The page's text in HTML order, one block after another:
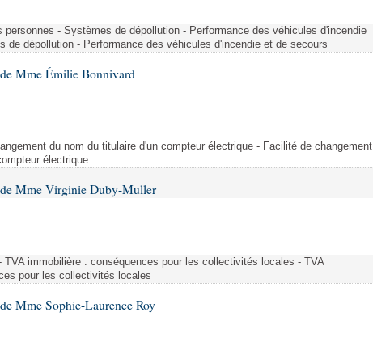
personnes - Systèmes de dépollution - Performance des véhicules d'incendie
de dépollution - Performance des véhicules d'incendie et de secours
Mme Émilie Bonnivard
du nom du titulaire d'un compteur électrique - Facilité de changement
électrique
Mme Virginie Duby-Muller
immobilière : conséquences pour les collectivités locales - TVA
pour les collectivités locales
Mme Sophie-Laurence Roy